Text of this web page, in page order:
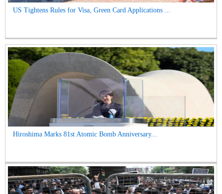
US Tightens Rules for Visa, Green Card Applications ...
Hiroshima Marks 81st Atomic Bomb Anniversary...